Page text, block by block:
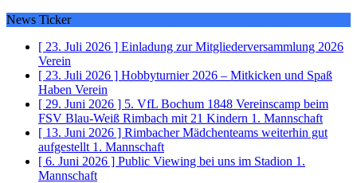
News Ticker
[ 23. Juli 2026 ] Einladung zur Mitgliederversammlung 2026
Verein
[ 23. Juli 2026 ] Hobbyturnier 2026 – Mitkicken und Spaß
Haben Verein
[ 29. Juni 2026 ] 5. VfL Bochum 1848 Vereinscamp beim
FSV Blau-Weiß Rimbach mit 21 Kindern 1. Mannschaft
[ 13. Juni 2026 ] Rimbacher Mädchenteams weiterhin gut
aufgestellt 1. Mannschaft
[ 6. Juni 2026 ] Public Viewing bei uns im Stadion 1.
Mannschaft